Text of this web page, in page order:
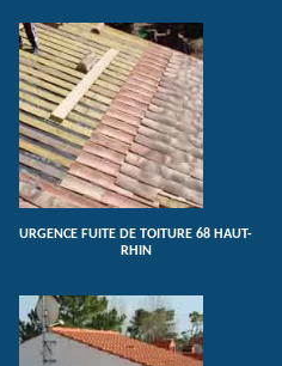
URGENCE FUITE DE TOITURE 68 HAUT-
RHIN